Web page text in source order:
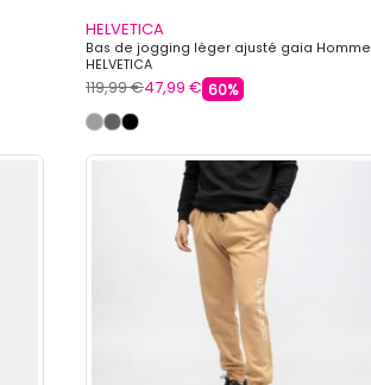
HELVETICA
Bas de jogging léger ajusté gaia Homme
HELVETICA
119,99 €47,99 € 60%